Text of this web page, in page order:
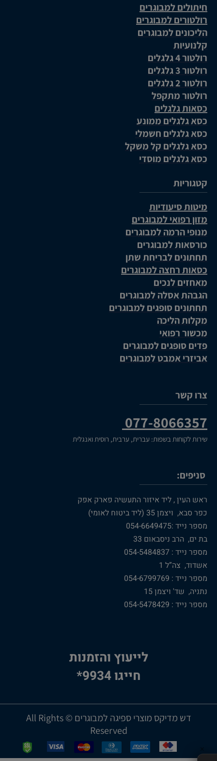
חיתולים למבוגרים
רולטורים למבוגרים
הליכונים למבוגרים
קלנועיות
רולטור 4 גלגלים
רולטור 3 גלגלים
רולטור 2 גלגלים
רולטור מתקפל
כסאות גלגלים
כסא גלגלים ממונע
כסא גלגלים חשמלי
כסא גלגלים קל משקל
כסא גלגלים מוסדי
קטגוריות
מיטות סיעודיות
מזון רפואי למבוגרים
מנופי הרמה למבוגרים
כורסאות למבוגרים
תחתונים לבריחת שתן
כסאות רחצה למבוגרים
מאחזים לנכים
הגבהת אסלה למבוגרים
תחתונים סופגים למבוגרים
מקלות הליכה
מכשור רפואי
פדים סופגים למבוגרים
אביזרי אמבט למבוגרים
צרו קשר
077-8066357
שירות לקוחות בשפות: עברית, ערבית, רוסית ואנגלית
סניפים:
ראש העין , ליד איזור התעשיה פארק אפק
כפר סבא, ויצמן 35 (ליד ביטוח לאומי)
מספר נייד :054-6649475
בת ים, הרב ניסבאום 33
מספר נייד : 054-5484837
אשדוד, צה”ל 1
מספר נייד : 054-6799769
נתניה, שד' ויצמן 15
מספר נייד : 054-5478429
לייעוץ והזמנות
חייגו 9934*
דש מדיקס מוצרי ספיגה למבוגרים © All Rights
Reserved